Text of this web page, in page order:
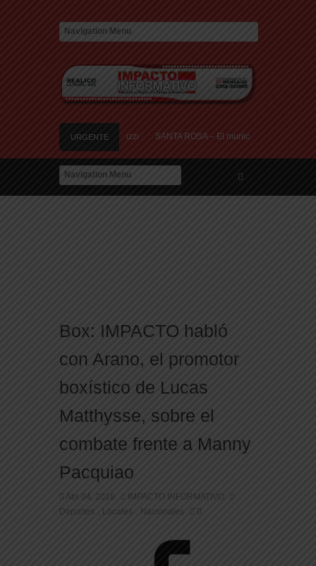
URGENTE
heridos cerca de Speluzzi SANTA ROSA – El municipio plantó más de 600
de la «Ley de Tierras» River lo descartó y el pibe Jaime brilla en Peñarol
Box: IMPACTO habló
con Arano, el promotor
boxístico de Lucas
Matthysse, sobre el
combate frente a Manny
Pacquiao
Abr 04, 2018
IMPACTO INFORMATIVO
Deportes
Locales Nacionales 0